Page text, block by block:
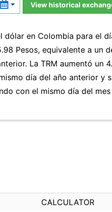
View historical
dólar en Colombia para el
Pesos, equivalente a un
La TRM aumentó un
día del año anterior y
con el mismo día del
CALCULATOR